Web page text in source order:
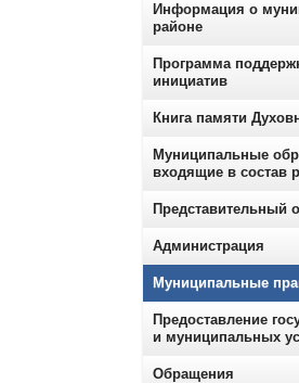
Информация о
районе
Программа
инициатив
Книга памяти
Муниципальные
входящие в состав
Представительный
Администрация
Муниципальные
Предоставление
и муниципальных
Обращения